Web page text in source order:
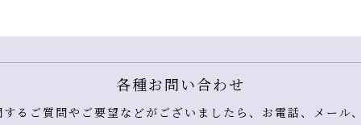
各種お問い合わせ
るご質問やご要望などがございましたら、お電話、メール